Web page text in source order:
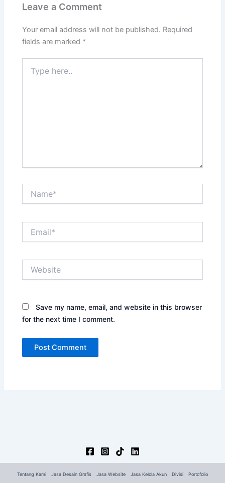
Leave a Comment
Your email address will not be published. Required
fields are marked *
here..
Save my name, email, and website in this browser
for the next time I comment.
Tentang Kami Jasa Desain Grafis Jasa Website Jasa Kelola Akun Divisi Portofolio